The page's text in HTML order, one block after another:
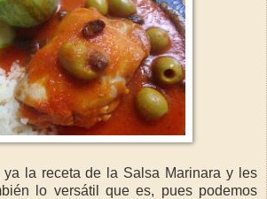
ya la receta de la Salsa Marinara y les
lo versátil que es, pues podemos